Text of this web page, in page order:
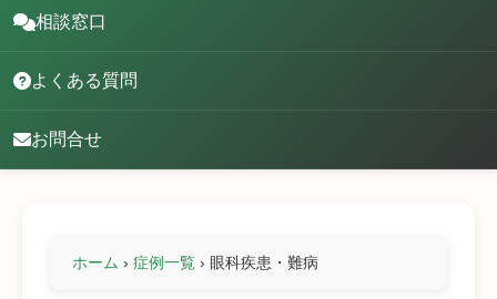
相談窓口
よくある質問
お問合せ
ホーム › 症例一覧 › 眼科疾患・難病